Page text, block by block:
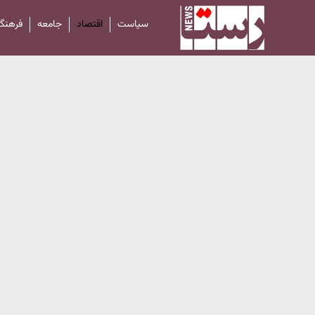
سیاست اقتصاد جامعه